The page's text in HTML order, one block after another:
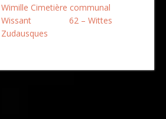
Cimetière communal
62 – Wittes